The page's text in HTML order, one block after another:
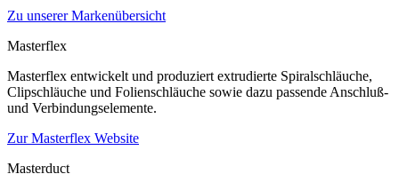
Zu unserer Markenübersicht
Masterflex
Masterflex entwickelt und produziert extrudierte Spiralschläuche,
Clipschläuche und Folienschläuche sowie dazu passende Anschluß-
und Verbindungselemente.
Zur Masterflex Website
Masterduct